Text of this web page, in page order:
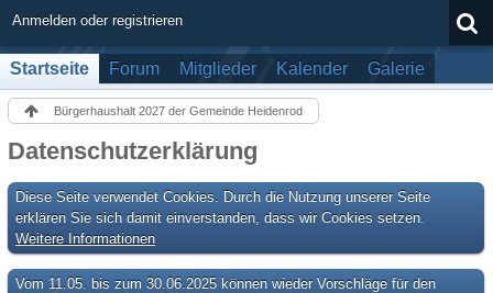
Anmelden oder registrieren
Startseite Forum Mitglieder Kalender Galerie
Bürgerhaushalt 2027 der Gemeinde Heidenrod
Datenschutzerklärung
Diese Seite verwendet Cookies. Durch die Nutzung unserer Seite
erklären Sie sich damit einverstanden, dass wir Cookies setzen.
Weitere Informationen
Vom 11.05. bis zum 30.06.2025 können wieder Vorschläge für den